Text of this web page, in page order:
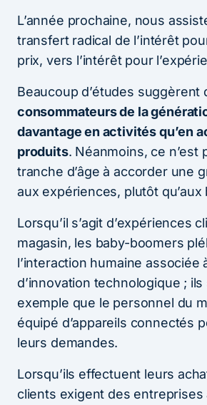
L’année prochaine, nous
transfert radical de l’intérêt
prix, vers l’intérêt pour
Beaucoup d’études suggèrent
consommateurs de la
davantage en activités qu’en
produits. Néanmoins, ce n’est
tranche d’âge à accorder une
aux expériences, plutôt
Lorsqu’il s’agit d’expériences
magasin, les baby-boomers
l’interaction humaine associée
d’innovation technologique ;
exemple que le personnel du
équipé d’appareils connectés
leurs demandes.
Lorsqu’ils effectuent leurs
clients exigent des entreprises